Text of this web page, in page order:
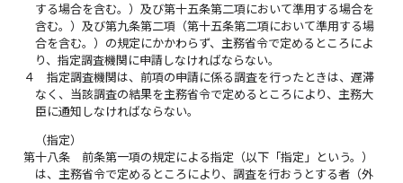
する場合を含む。）及び第十五条第二項において準用する場合を
含む。）及び第九条第二項（第十五条第二項において準用する場
合を含む。）の規定にかかわらず、主務省令で定めるところによ
り、指定調査機関に申請しなければならない。
４
指定調査機関は、前項の申請に係る調査を行ったときは、遅滞
なく、当該調査の結果を主務省令で定めるところにより、主務大
臣に通知しなければならない。
（指定）
第十八条
前条第一項の規定による指定（以下「指定」という。）
は、主務省令で定めるところにより、調査を行おうとする者（外